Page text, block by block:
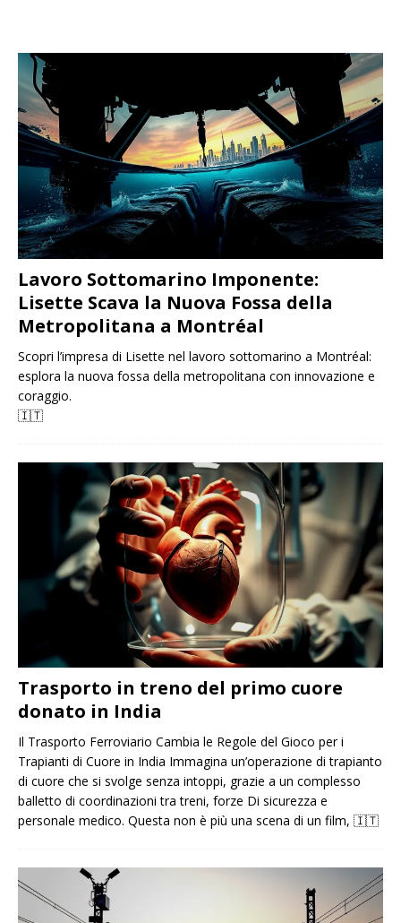
Lavoro Sottomarino Imponente:
Lisette Scava la Nuova Fossa della
Metropolitana a Montréal
Scopri l’impresa di Lisette nel lavoro sottomarino a Montréal:
esplora la nuova fossa della metropolitana con innovazione e
coraggio.
🇮🇹
Trasporto in treno del primo cuore
donato in India
Il Trasporto Ferroviario Cambia le Regole del Gioco per i
Trapianti di Cuore in India Immagina un’operazione di trapianto
di cuore che si svolge senza intoppi, grazie a un complesso
balletto di coordinazioni tra treni, forze Di sicurezza e
personale medico. Questa non è più una scena di un film, 🇮🇹